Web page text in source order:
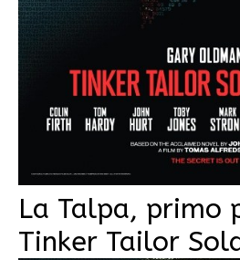
La Talpa, primo
Tinker Tailor